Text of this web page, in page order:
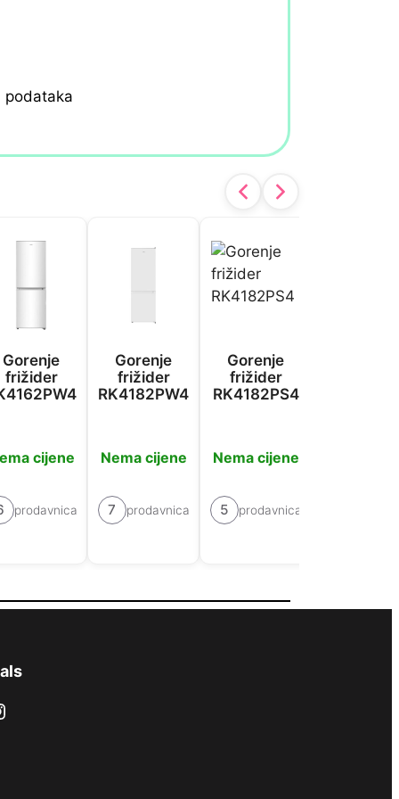
podataka
Gorenje
frižider
cijene
prodavnica
Gorenje
frižider
RK4182PW4
Nema cijene
7 prodavnica
Gorenje
frižider
RK4182PS4
Nema cijene
5 prodavnica